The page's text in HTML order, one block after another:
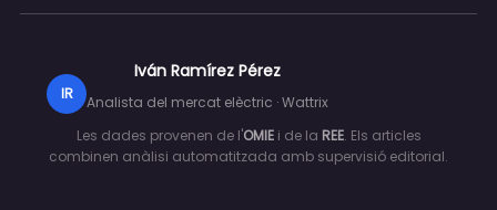
IR
Iván Ramírez Pérez
Analista del mercat elèctric · Wattrix
Les dades provenen de l'OMIEi de la REE. Els articles
combinen anàlisi automatitzada amb supervisió editorial.